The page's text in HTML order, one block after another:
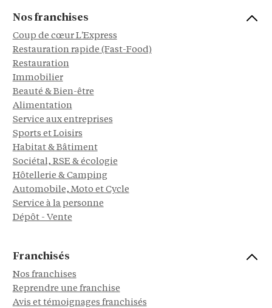
Nos franchises
Coup de cœur L'Express
Restauration rapide (Fast-Food)
Restauration
Immobilier
Beauté & Bien-être
Alimentation
Service aux entreprises
Sports et Loisirs
Habitat & Bâtiment
Sociétal, RSE & écologie
Hôtellerie & Camping
Automobile, Moto et Cycle
Service à la personne
Dépôt - Vente
Franchisés
Nos franchises
Reprendre une franchise
Avis et témoignages franchisés